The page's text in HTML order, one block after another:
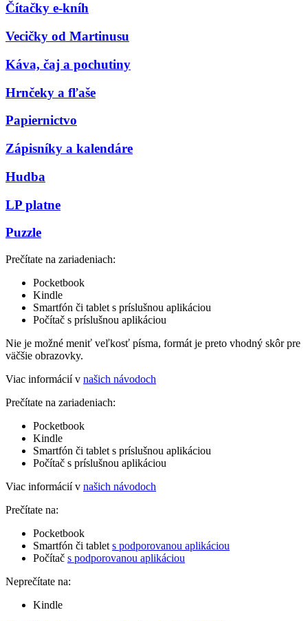
Čítačky e-kníh
Vecičky od Martinusu
Káva, čaj a pochutiny
Hrnčeky a fľaše
Papiernictvo
Zápisníky a kalendáre
Hudba
LP platne
Puzzle
Prečítate na zariadeniach:
Pocketbook
Kindle
Smartfón či tablet s príslušnou aplikáciou
Počítač s príslušnou aplikáciou
Nie je možné meniť veľkosť písma, formát je preto vhodný skôr pre
väčšie obrazovky.
Viac informácií v našich návodoch
Prečítate na zariadeniach:
Pocketbook
Kindle
Smartfón či tablet s príslušnou aplikáciou
Počítač s príslušnou aplikáciou
Viac informácií v našich návodoch
Prečítate na:
Pocketbook
Smartfón či tablet s podporovanou aplikáciou
Počítač s podporovanou aplikáciou
Neprečítate na:
Kindle